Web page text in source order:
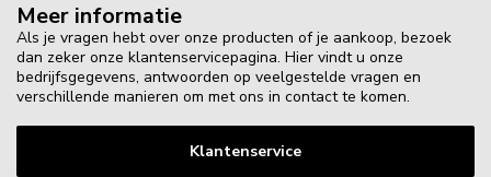
Meer informatie
Als je vragen hebt over onze producten of je aankoop, bezoek
dan zeker onze klantenservicepagina. Hier vindt u onze
bedrijfsgegevens, antwoorden op veelgestelde vragen en
verschillende manieren om met ons in contact te komen.
Klantenservice